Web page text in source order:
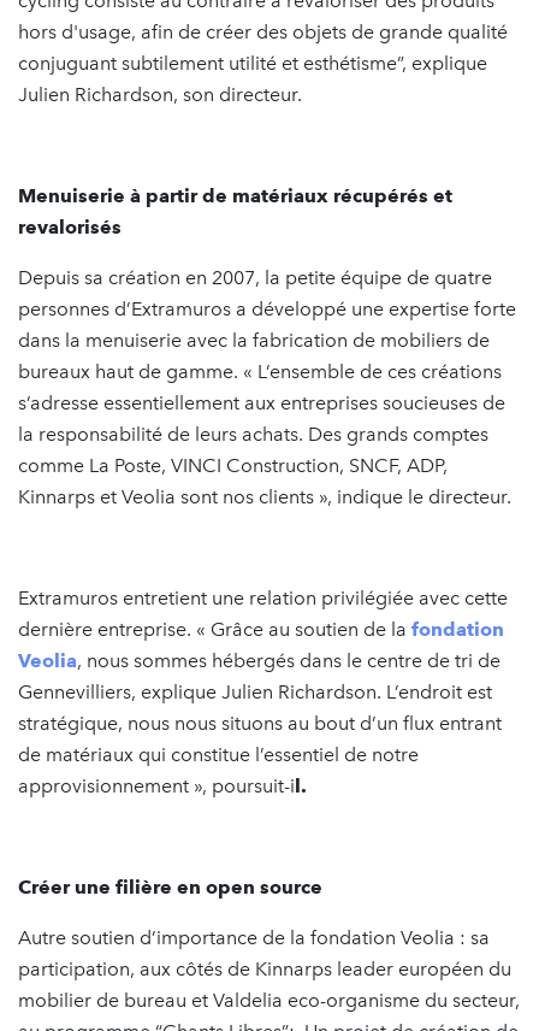
hors d'usage, afin de créer des objets de grande qualité
conjuguant subtilement utilité et esthétisme”, explique
Julien Richardson, son directeur.
Menuiserie à partir de matériaux récupérés et
revalorisés
Depuis sa création en 2007, la petite équipe de quatre
personnes d’Extramuros a développé une expertise forte
dans la menuiserie avec la fabrication de mobiliers de
bureaux haut de gamme. « L’ensemble de ces créations
s’adresse essentiellement aux entreprises soucieuses de
la responsabilité de leurs achats. Des grands comptes
comme La Poste, VINCI Construction, SNCF, ADP,
Kinnarps et Veolia sont nos clients », indique le directeur.
Extramuros entretient une relation privilégiée avec cette
dernière entreprise. « Grâce au soutien de la fondation
Veolia, nous sommes hébergés dans le centre de tri de
Gennevilliers, explique Julien Richardson. L’endroit est
stratégique, nous nous situons au bout d’un flux entrant
de matériaux qui constitue l’essentiel de notre
approvisionnement », poursuit-il.
Créer une filière en open source
Autre soutien d’importance de la fondation Veolia : sa
participation, aux côtés de Kinnarps leader européen du
mobilier de bureau et Valdelia eco-organisme du secteur,